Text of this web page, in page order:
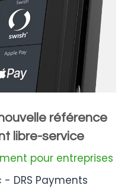
référence
libre-service
pour entreprises
DRS Payments